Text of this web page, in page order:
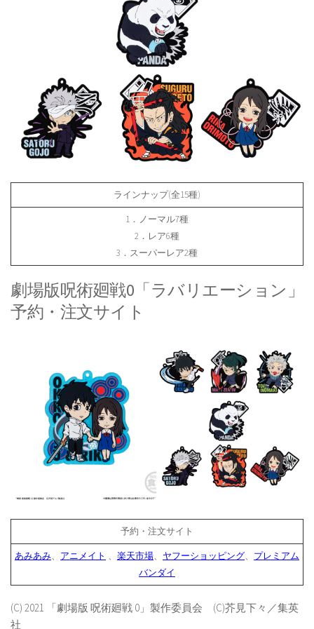
ラインナップ(全15種)
1．ノーマル7種
2．レア6種
3．スーパーレア2種
劇場版呪術廻戦0「ラバリエーション」
予約・注文サイト
予約・注文サイト
あみあみ、 アニメイト 、 楽天市場、 ヤフーショッピング、 プレミアム
バンダイ
(C) 2021 「劇場版 呪術廻戦 0」製作委員会 (C)芥見下々／集英
社